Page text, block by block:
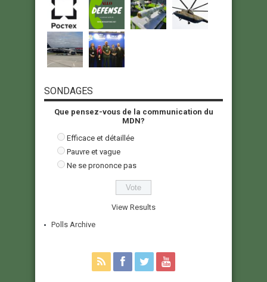
SONDAGES
Que pensez-vous de la communication du
MDN?
Efficace et détaillée
Pauvre et vague
Ne se prononce pas
View Results
Polls Archive